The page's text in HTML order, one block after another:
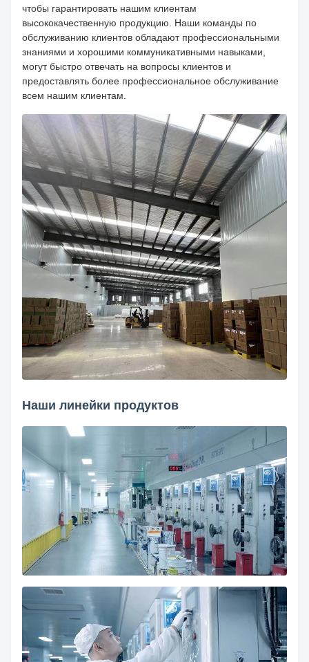
чтобы гарантировать нашим клиентам
высококачественную продукцию. Наши команды по
обслуживанию клиентов обладают профессиональными
знаниями и хорошими коммуникативными навыками,
могут быстро отвечать на вопросы клиентов и
предоставлять более профессиональное обслуживание
всем нашим клиентам.
Наши линейки продуктов